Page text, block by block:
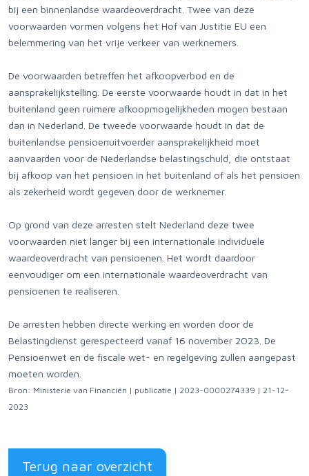
bij een binnenlandse waardeoverdracht. Twee van deze
voorwaarden vormen volgens het Hof van Justitie EU een
belemmering van het vrije verkeer van werknemers.
De voorwaarden betreffen het afkoopverbod en de
aansprakelijkstelling. De eerste voorwaarde houdt in dat in het
buitenland geen ruimere afkoopmogelijkheden mogen bestaan
dan in Nederland. De tweede voorwaarde houdt in dat de
buitenlandse pensioenuitvoerder aansprakelijkheid moet
aanvaarden voor de Nederlandse belastingschuld, die ontstaat
bij afkoop van het pensioen in het buitenland of als het pensioen
als zekerheid wordt gegeven door de werknemer.
Op grond van deze arresten stelt Nederland deze twee
voorwaarden niet langer bij een internationale individuele
waardeoverdracht van pensioenen. Het wordt daardoor
eenvoudiger om een internationale waardeoverdracht van
pensioenen te realiseren.
De arresten hebben directe werking en worden door de
Belastingdienst gerespecteerd vanaf 16 november 2023. De
Pensioenwet en de fiscale wet- en regelgeving zullen aangepast
moeten worden.
Bron: Ministerie van Financiën | publicatie | 2023-0000274339 | 21-12-
2023
Terug naar overzicht